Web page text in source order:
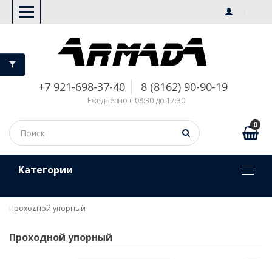
+7 921-698-37-40 8 (8162) 90-90-19
Ежедневно с 08:30 до 17:30
0
Kатегории
Проходной упорный
Проходной упорный